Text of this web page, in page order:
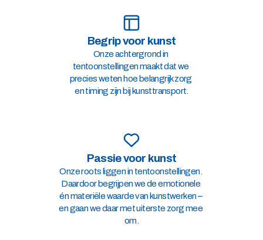
Begrip voor kunst
Onze achtergrond in
tentoonstellingen maakt dat we
precies weten hoe belangrijk zorg
en timing zijn bij kunsttransport.
Passie voor kunst
Onze roots liggen in tentoonstellingen.
Daardoor begrijpen we de emotionele
én materiële waarde van kunstwerken –
en gaan we daar met uiterste zorg mee
om.